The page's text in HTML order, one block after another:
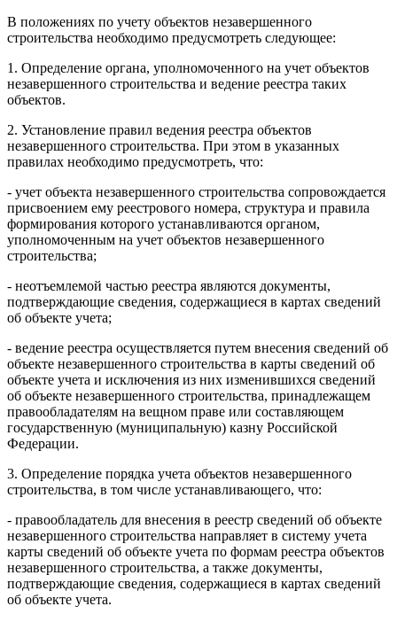
В положениях по учету объектов незавершенного
строительства необходимо предусмотреть следующее:
1. Определение органа, уполномоченного на учет объектов
незавершенного строительства и ведение реестра таких
объектов.
2. Установление правил ведения реестра объектов
незавершенного строительства. При этом в указанных
правилах необходимо предусмотреть, что:
- учет объекта незавершенного строительства сопровождается
присвоением ему реестрового номера, структура и правила
формирования которого устанавливаются органом,
уполномоченным на учет объектов незавершенного
строительства;
- неотъемлемой частью реестра являются документы,
подтверждающие сведения, содержащиеся в картах сведений
об объекте учета;
- ведение реестра осуществляется путем внесения сведений об
объекте незавершенного строительства в карты сведений об
объекте учета и исключения из них изменившихся сведений
об объекте незавершенного строительства, принадлежащем
правообладателям на вещном праве или составляющем
государственную (муниципальную) казну Российской
Федерации.
3. Определение порядка учета объектов незавершенного
строительства, в том числе устанавливающего, что:
- правообладатель для внесения в реестр сведений об объекте
незавершенного строительства направляет в систему учета
карты сведений об объекте учета по формам реестра объектов
незавершенного строительства, а также документы,
подтверждающие сведения, содержащиеся в картах сведений
об объекте учета.